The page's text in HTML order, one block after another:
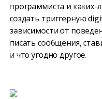
программиста и каких-
создать триггерную
зависимости от
писать сообщения,
и что угодно другое.